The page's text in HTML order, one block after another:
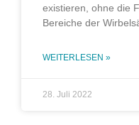
existieren, ohne die
Bereiche der
WEITERLESEN »
28. Juli 2022